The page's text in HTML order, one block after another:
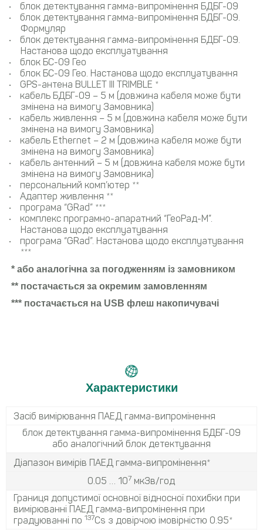
блок детектування гамма-випромінення БДБГ-09
блок детектування гамма-випромінення БДБГ-09.
Формуляр
блок детектування гамма-випромінення БДБГ-09.
Настанова щодо експлуатування
блок БС-09 Гео
блок БС-09 Гео. Настанова щодо експлуатування
GPS-антена BULLET III TRIMBLE *
кабель БДБГ-09 – 5 м (довжина кабеля може бути
змінена на вимогу Замовника)
кабель живлення – 5 м (довжина кабеля може бути
змінена на вимогу Замовника)
кабель Ethernet – 2 м (довжина кабеля може бути
змінена на вимогу Замовника)
кабель антенний – 5 м (довжина кабеля може бути
змінена на вимогу Замовника)
персональний комп’ютер **
Адаптер живлення **
програма “GRad” ***
комплекс програмно-апаратний “ГеоРад-М”.
Настанова щодо експлуатування
програма “GRad”. Настанова щодо експлуатування
***
* або аналогічна за погодженням із замовником
** постачається за окремим замовленням
*** постачається на USB флеш накопичувачі
Характеристики
Засіб вимірювання ПАЕД гамма-випромінення
блок детектування гамма-випромінення БДБГ-09
або аналогічний блок детектування
Діапазон вимірів ПАЕД гамма-випромінення*
0.05 … 107 мкЗв/год
Границя допустимої основної відносної похибки при
вимірюванні ПАЕД гамма-випромінення при
градуюванні по 137Cs з довірчою імовірністю 0.95*